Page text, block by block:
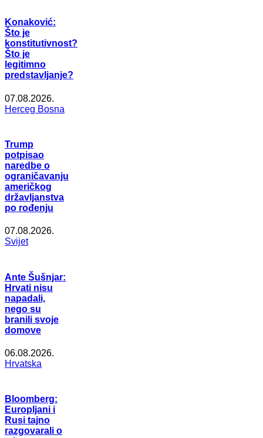
Konaković:
Što je
konstitutivnost?
Što je
legitimno
predstavljanje?
07.08.2026.
Herceg Bosna
Trump
potpisao
naredbe o
ograničavanju
američkog
državljanstva
po rođenju
07.08.2026.
Svijet
Ante Šušnjar:
Hrvati nisu
napadali,
nego su
branili svoje
domove
06.08.2026.
Hrvatska
Bloomberg:
Europljani i
Rusi tajno
razgovarali o